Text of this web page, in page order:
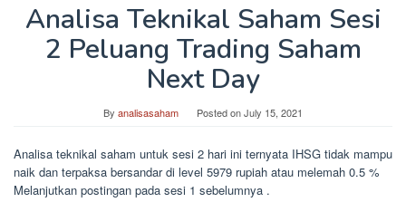
Analisa Teknikal Saham Sesi
2 Peluang Trading Saham
Next Day
By analisasaham Posted onJuly 15, 2021
Analisa teknikal saham untuk sesi 2 hari ini ternyata IHSG tidak mampu
naik dan terpaksa bersandar di level 5979 rupiah atau melemah 0.5 %
Melanjutkan postingan pada sesi 1 sebelumnya .